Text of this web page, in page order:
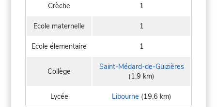
Crèche 1
Ecole maternelle 1
Ecole élementaire 1
Collège
Saint-Médard-de-Guizières
(1,9 km)
Lycée Libourne (19,6 km)